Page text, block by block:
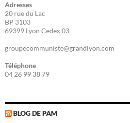
Adresses
20 rue du Lac
BP 3103
69399 Lyon Cedex 03
groupecommuniste@grandlyon.com
Téléphone
04 26 99 38 79
BLOG DE PAM